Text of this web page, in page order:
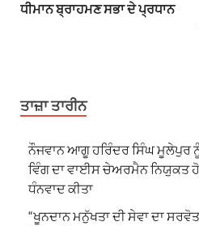
ਧੀਮਾਨ ਬ੍ਰਾਹਮਣ ਸਭਾ ਦੇ ਪ੍ਰਧਾਨ
ਤਾਜ਼ਾ ਤਾਰੀਨ
ਨੌਜਵਾਨ ਆਗੂ ਹਰਿੰਦਰ ਸਿੰਘ ਮੂਲੇਪੁਰ
ਵਿੰਗ ਦਾ ਵਾਈਸ ਚੇਅਰਮੈਨ ਨਿਯੁਕਤ
ਧੰਨਵਾਦ ਕੀਤਾ
“ਖੂਨਦਾਨ ਮਨੁੱਖਤਾ ਦੀ ਸੇਵਾ ਦਾ